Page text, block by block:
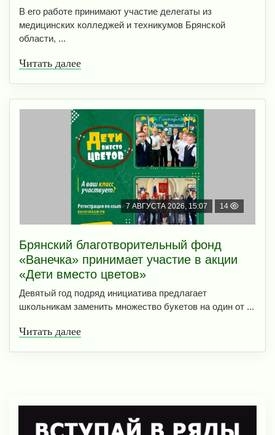
В его работе принимают участие делегаты из
медицинских колледжей и техникумов Брянской
области, ...
Читать далее
7 АВГУСТА 2026, 15:07 14
Брянский благотворительный фонд
«Ванечка» принимает участие в акции
«Дети вместо цветов»
Девятый год подряд инициатива предлагает
школьникам заменить множество букетов на один от ...
Читать далее